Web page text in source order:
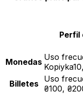
Perfil
Monedas Uso
Billetes
Uso
₴100,